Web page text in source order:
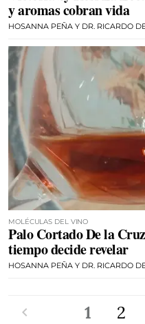
y aromas cobran vida
HOSANNA PEÑA Y DR. RICARDO
MOLÉCULAS DEL VINO
Palo Cortado De la
tiempo decide revelar
HOSANNA PEÑA Y DR. RICARDO
1 2